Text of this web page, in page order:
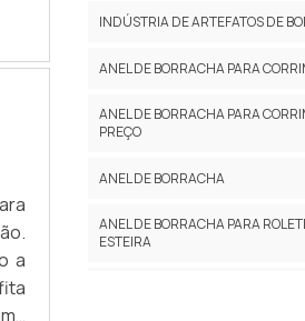
a
INDÚSTRIA DE ARTEFATOS DE
ANEL DE BORRACHA PARA
ANEL DE BORRACHA PARA
PREÇO
ANEL DE BORRACHA
ANEL DE BORRACHA PARA
ESTEIRA